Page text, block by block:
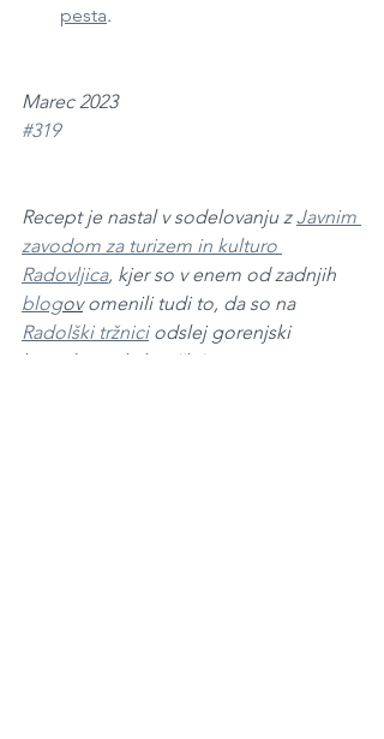
pesta.
Marec 2023
#319
Recept je nastal v sodelovanju z Javnim
zavodom za turizem in kulturo
Radovljica, kjer so v enem od zadnjih
blogov omenili tudi to, da so na
Radolški tržnici odslej gorenjski
brezglutenski kotički!